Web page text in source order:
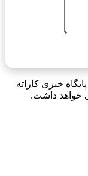
خبری کاراته
خواهد داشت.